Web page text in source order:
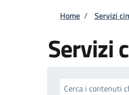
Briciole
Home / Servizi
Servizi
Cerca i contenuti